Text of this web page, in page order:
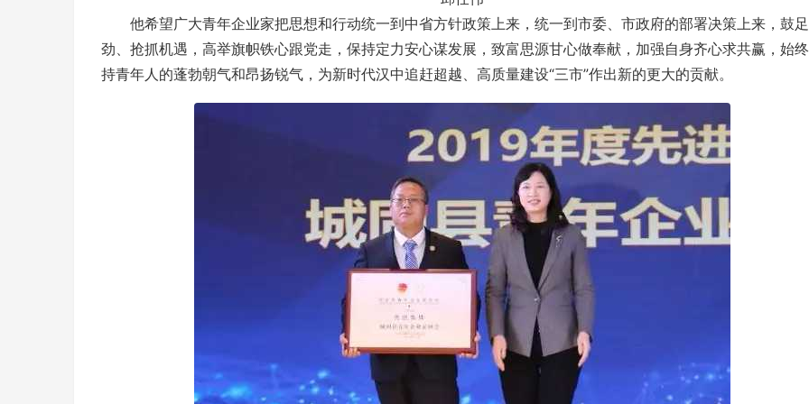
他希望广大青年企业家把思想和行动统一到中省方针政策上来，统一到市委、市政府的部署决策上来，鼓
劲、抢抓机遇，高举旗帜铁心跟党走，保持定力安心谋发展，致富思源甘心做奉献，加强自身齐心求共赢，始
持青年人的蓬勃朝气和昂扬锐气，为新时代汉中追赶超越、高质量建设“三市”作出新的更大的贡献。